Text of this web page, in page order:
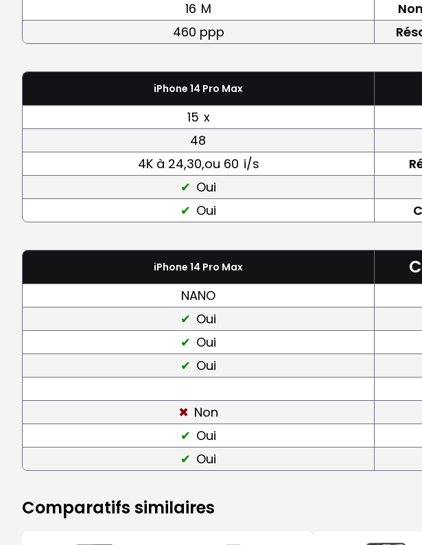
16 M
460 ppp
iPhone 14 Pro Max
15 x
48
4K à 24,30,ou 60 i/s
Oui
Oui
iPhone 14 Pro Max
NANO
Oui
Oui
Oui
Non
Oui
Oui
Comparatifs similaires